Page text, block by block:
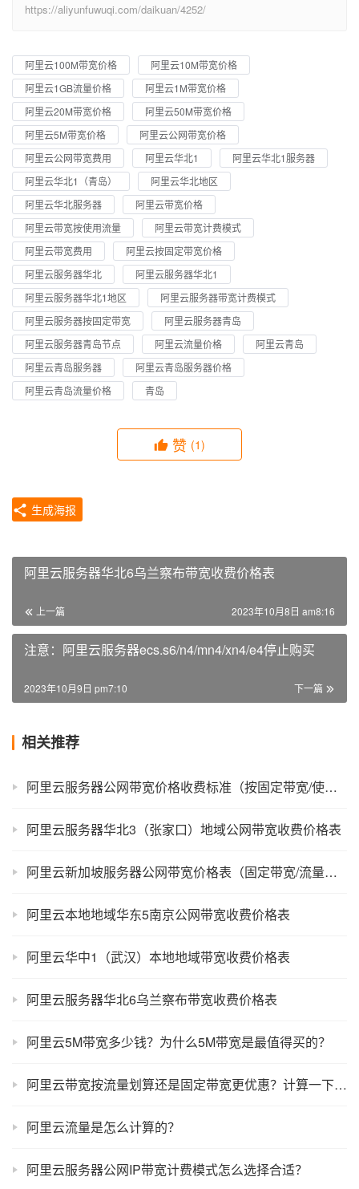
https://aliyunfuwuqi.com/daikuan/4252/
阿里云100M带宽价格
阿里云10M带宽价格
阿里云1GB流量价格
阿里云1M带宽价格
阿里云20M带宽价格
阿里云50M带宽价格
阿里云5M带宽价格
阿里云公网带宽价格
阿里云公网带宽费用
阿里云华北1
阿里云华北1服务器
阿里云华北1（青岛）
阿里云华北地区
阿里云华北服务器
阿里云带宽价格
阿里云带宽按使用流量
阿里云带宽计费模式
阿里云带宽费用
阿里云按固定带宽价格
阿里云服务器华北
阿里云服务器华北1
阿里云服务器华北1地区
阿里云服务器带宽计费模式
阿里云服务器按固定带宽
阿里云服务器青岛
阿里云服务器青岛节点
阿里云流量价格
阿里云青岛
阿里云青岛服务器
阿里云青岛服务器价格
阿里云青岛流量价格
青岛
赞 (1)
生成海报
阿里云服务器华北6乌兰察布带宽收费价格表
上一篇 2023年10月8日 am8:16
注意：阿里云服务器ecs.s6/n4/mn4/xn4/e4停止购买
下一篇
2023年10月9日 pm7:10
相关推荐
阿里云服务器公网带宽价格收费标准（按固定带宽/使用流量）
阿里云服务器华北3（张家口）地域公网带宽收费价格表
阿里云新加坡服务器公网带宽价格表（固定带宽/流量收费）
阿里云本地地域华东5南京公网带宽收费价格表
阿里云华中1（武汉）本地地域带宽收费价格表
阿里云服务器华北6乌兰察布带宽收费价格表
阿里云5M带宽多少钱？为什么5M带宽是最值得买的？
阿里云带宽按流量划算还是固定带宽更优惠？计算一下你就知道了
阿里云流量是怎么计算的？
阿里云服务器公网IP带宽计费模式怎么选择合适？